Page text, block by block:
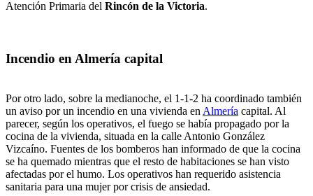
Atención Primaria del Rincón de la Victoria.
Incendio en Almería capital
Por otro lado, sobre la medianoche, el 1-1-2 ha coordinado también
un aviso por un incendio en una vivienda en Almería capital. Al
parecer, según los operativos, el fuego se había propagado por la
cocina de la vivienda, situada en la calle Antonio González
Vizcaíno. Fuentes de los bomberos han informado de que la cocina
se ha quemado mientras que el resto de habitaciones se han visto
afectadas por el humo. Los operativos han requerido asistencia
sanitaria para una mujer por crisis de ansiedad.